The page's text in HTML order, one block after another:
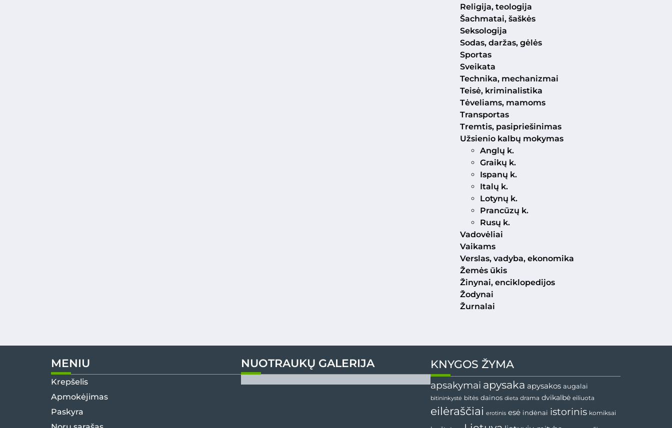
Religija, teologija
Šachmatai, šaškės
Seksologija
Sodas, daržas, gėlės
Sportas
Sveikata
Technika, mechanizmai
Teisė, kriminalistika
Tėveliams, mamoms
Transportas
Tremtis, pasipriešinimas
Užsienio kalbų mokymas
Anglų k.
Graikų k.
Ispanų k.
Italų k.
Lotynų k.
Prancūzų k.
Rusų k.
Vadovėliai
Vaikams
Verslas, vadyba, ekonomika
Žemės ūkis
Žinynai, enciklopedijos
Žodynai
Žurnalai
MENIU
Krepšelis
Apmokėjimas
Paskyra
NUOTRAUKŲ GALERIJA KNYGOS ŽYMA
apsakymai apysaka apysakos augalai
bitininkystė bitės dainos dieta drama dvikalbė eiliuota
eilėraščiai erotinis esė indėnai istorinis komiksai